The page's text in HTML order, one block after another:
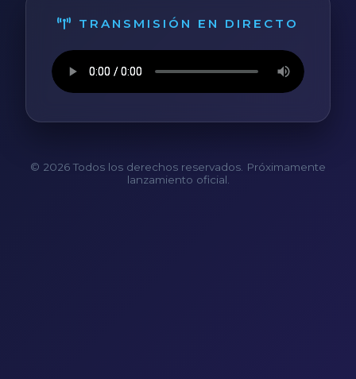
TRANSMISIÓN EN DIRECTO
© 2026 Todos los derechos reservados. Próximamente
lanzamiento oficial.